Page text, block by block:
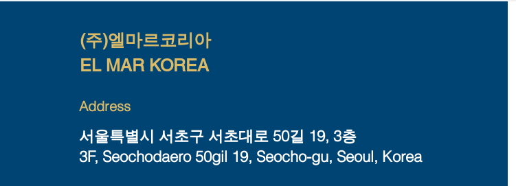
(주)엘마르코리아
EL MAR KOREA
Address
서울특별시 서초구 서초대로 50길 19, 3층
3F, Seochodaero 50gil 19, Seocho-gu, Seoul, Korea